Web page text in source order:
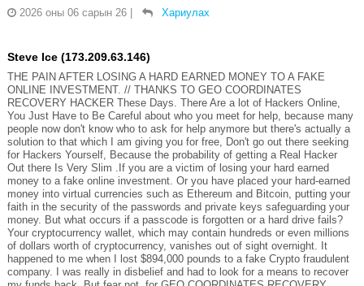
2026 оны 06 сарын 26
Хариулах
Steve Ice (173.209.63.146)
THE PAIN AFTER LOSING A HARD EARNED MONEY TO A FAKE
ONLINE INVESTMENT. // THANKS TO GEO COORDINATES
RECOVERY HACKER These Days. There Are a lot of Hackers Online,
You Just Have to Be Careful about who you meet for help, because many
people now don't know who to ask for help anymore but there's actually a
solution to that which I am giving you for free, Don't go out there seeking
for Hackers Yourself, Because the probability of getting a Real Hacker
Out there Is Very Slim .If you are a victim of losing your hard earned
money to a fake online investment. Or you have placed your hard-earned
money into virtual currencies such as Ethereum and Bitcoin, putting your
faith in the security of the passwords and private keys safeguarding your
money. But what occurs if a passcode is forgotten or a hard drive fails?
Your cryptocurrency wallet, which may contain hundreds or even millions
of dollars worth of cryptocurrency, vanishes out of sight overnight. It
happened to me when I lost $894,000 pounds to a fake Crypto fraudulent
company. I was really in disbelief and had to look for a means to recover